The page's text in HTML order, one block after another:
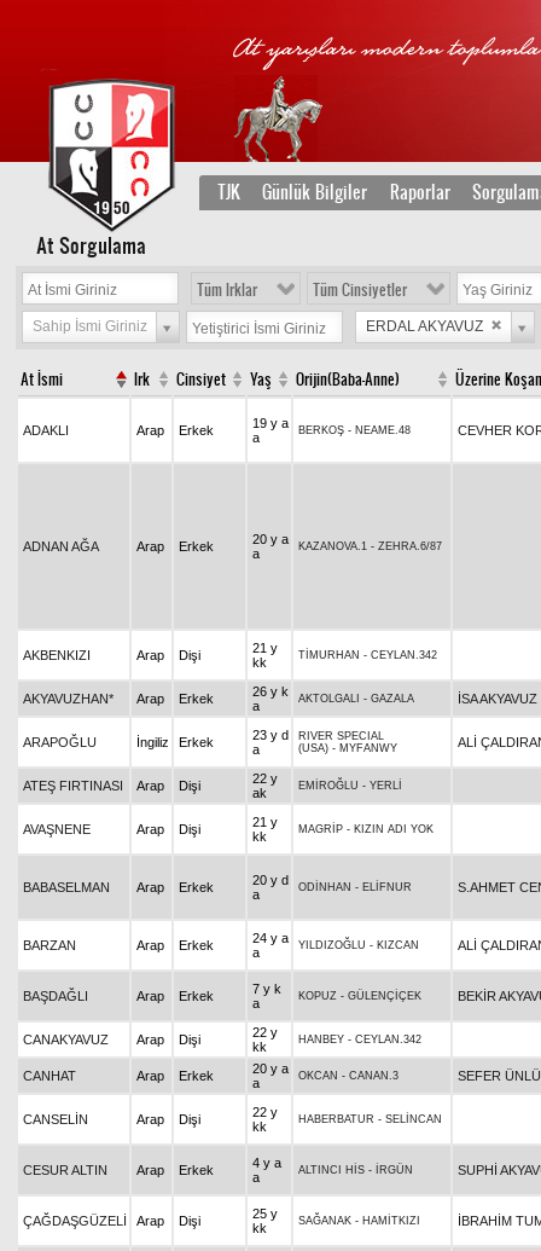
TJK Günlük Bilgiler Raporlar
At Sorgulama
Tüm Irklar Tüm Cinsiyetler
Sahip İsmi Giriniz ERDAL AKYAVUZ
At İsmi Irk Cinsiyet Yaş Orijin(Baba-Anne) Üzerine
ADAKLI Arap Erkek
19 y a
a
BERKOŞ - NEAME.48 CEVHER
ADNAN AĞA Arap Erkek
20 y a
a
KAZANOVA.1 - ZEHRA.6/87
AKBENKIZI Arap Dişi
21 y
kk
TİMURHAN - CEYLAN.342
AKYAVUZHAN* Arap Erkek
26 y k
a
AKTOLGALI - GAZALA İSA AKYAVUZ
ARAPOĞLU İngiliz Erkek
23 y d
a
RIVER SPECIAL
(USA) - MYFANWY ALİ
ATEŞ FIRTINASI Arap Dişi
22 y
ak
EMİROĞLU - YERLİ
AVAŞNENE Arap Dişi
21 y
kk
MAGRİP - KIZIN ADI YOK
BABASELMAN Arap Erkek
20 y d
a
ODİNHAN - ELİFNUR S.AHMET
BARZAN Arap Erkek
24 y a
a
YILDIZOĞLU - KIZCAN ALİ
BAŞDAĞLI Arap Erkek
7 y k
a
KOPUZ - GÜLENÇİÇEK BEKİR
CANAKYAVUZ Arap Dişi
22 y
kk
HANBEY - CEYLAN.342
CANHAT Arap Erkek
20 y a
a
OKCAN - CANAN.3 SEFER ÜNLÜ
CANSELİN Arap Dişi
22 y
kk
HABERBATUR - SELİNCAN
CESUR ALTIN Arap Erkek
4 y a
a
ALTINCI HİS - İRGÜN SUPHİ
ÇAĞDAŞGÜZELİ Arap Dişi
25 y
kk
SAĞANAK - HAMİTKIZI İBRAHİM